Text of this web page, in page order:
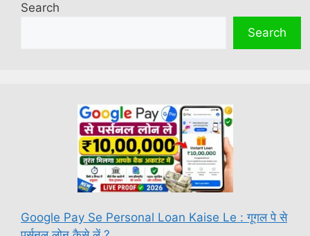
Search
Search
Google Pay Se Personal Loan Kaise Le : गूगल पे से